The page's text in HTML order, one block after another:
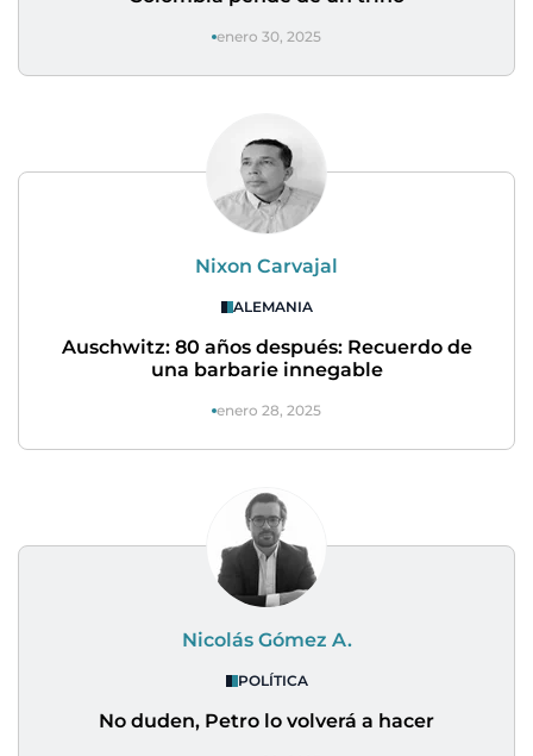
enero 30, 2025
Nixon Carvajal
ALEMANIA
Auschwitz: 80 años después: Recuerdo de
una barbarie innegable
enero 28, 2025
Nicolás Gómez A.
POLÍTICA
No duden, Petro lo volverá a hacer